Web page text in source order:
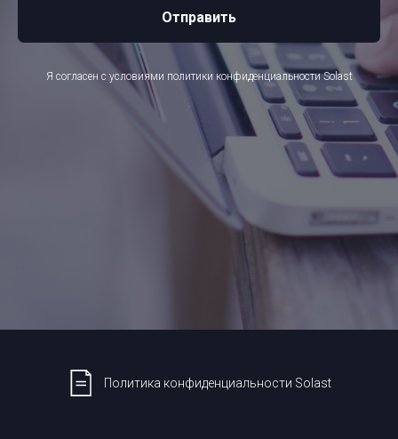
Отправить
Я согласен с условиями политики конфиденциальности Solast
Политика конфиденциальности Solast